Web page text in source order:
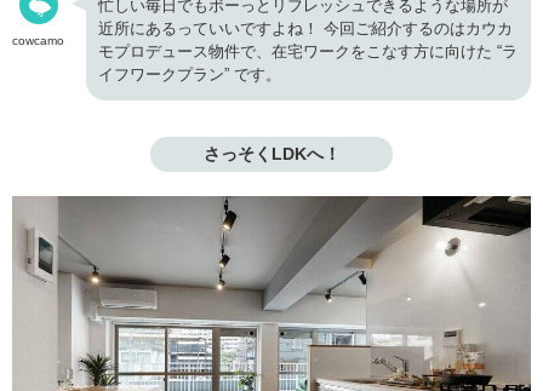
cowcamo
忙しい毎日でもボーっとリフレッシュできるような場所が
近所にあるっていいですよね！ 今回ご紹介するのはカウカ
モプロデュース物件で、在宅ワークをこなす方に向けた “ラ
イフワークプラン” です。
さっそくLDKへ！